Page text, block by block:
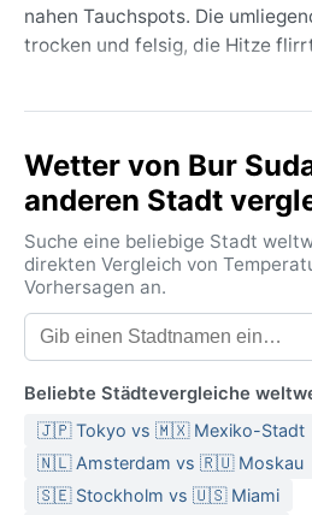
nahen Tauchspots. Die
trocken und felsig, die Hitze
Sommer sind extrem: von Mai
°C. Die Winter sind angenehm
°C, nachts kühler. Regen fällt
Jahresmittel unter 100 mm,
jahrelang aus. Die
Meeres hoch, besonders im
leichte Baumwollkleidung,
für Tauchgänge einen
Die beste Reisezeit für gutes
warm, die Luft trockener. Von
kann gelegentlich ein leichter
Abkühlung sorgen. Auffällig ist
Wetter von Bur
anderen Stadt
Suche eine beliebige Stadt
direkten Vergleich von
Vorhersagen an.
Beliebte Städtevergleiche
🇯🇵 Tokyo vs 🇲🇽 Mexiko-Stadt
🇳🇱 Amsterdam vs 🇷🇺 Moskau
🇸🇪 Stockholm vs 🇺🇸 Miami